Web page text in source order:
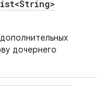
дочернего